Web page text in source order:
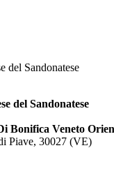
del Sandonatese
del Sandonatese
Bonifica Veneto
Piave, 30027 (VE)